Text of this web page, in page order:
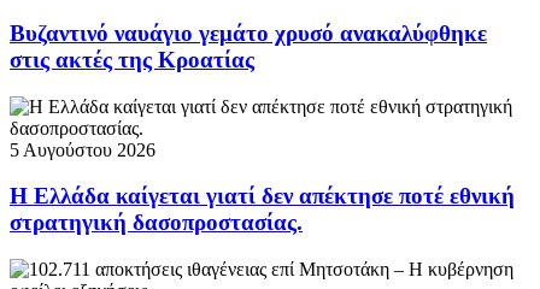
Βυζαντινό ναυάγιο γεμάτο χρυσό ανακαλύφθηκε
στις ακτές της Κροατίας
5 Αυγούστου 2026
Η Ελλάδα καίγεται γιατί δεν απέκτησε ποτέ εθνική
στρατηγική δασοπροστασίας.